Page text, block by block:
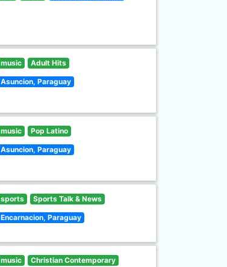
music Adult Hits
Asuncion, Paraguay
music Pop Latino
Asuncion, Paraguay
sports Sports Talk & News
Encarnacion, Paraguay
music Christian Contemporary